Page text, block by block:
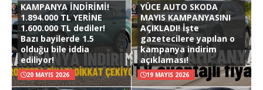
KAMPANYA İNDİRİMİ!
1.894.000 TL YERİNE
1.600.000 TL dediler!
Bazı bayilerde 1.5
olduğu bile iddia
ediliyor!
20 MAYIS 2026
YÜCE AUTO SKODA
MAYIS KAMPANYASINI
AÇIKLADI! İşte
gazetecilere yapılan o
kampanya indirim
açıklaması!
19 MAYIS 2026